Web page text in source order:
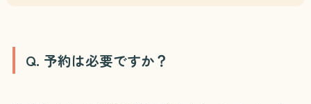
Q. 予約は必要ですか？